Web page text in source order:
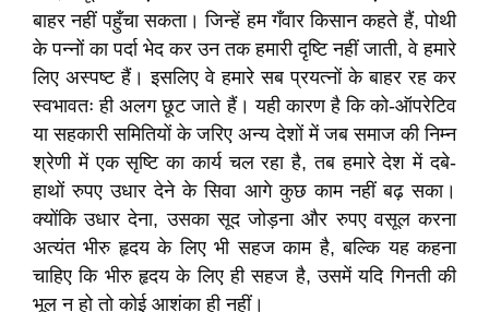
बाहर नहीं पहुँचा सकता। जिन्हें हम गँवार किसान कहते हैं, पोथी
के पन्नों का पर्दा भेद कर उन तक हमारी दृष्टि नहीं जाती, वे हमारे
लिए अस्पष्ट हैं। इसलिए वे हमारे सब प्रयत्नों के बाहर रह कर
स्वभावतः ही अलग छूट जाते हैं। यही कारण है कि को-ऑपरेटिव
या सहकारी समितियों के जरिए अन्य देशों में जब समाज की निम्न
श्रेणी में एक सृष्टि का कार्य चल रहा है, तब हमारे देश में दबे-
हाथों रुपए उधार देने के सिवा आगे कुछ काम नहीं बढ़ सका।
क्योंकि उधार देना, उसका सूद जोड़ना और रुपए वसूल करना
अत्यंत भीरु हृदय के लिए भी सहज काम है, बल्कि यह कहना
चाहिए कि भीरु हृदय के लिए ही सहज है, उसमें यदि गिनती की
भूल न हो तो कोई आशंका ही नहीं।